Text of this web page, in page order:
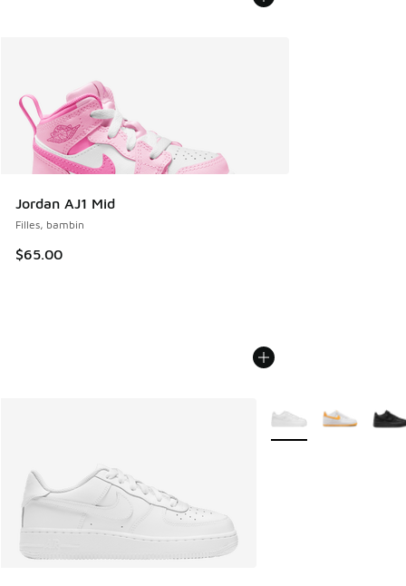
Jordan AJ1 Mid
Filles, bambin
$65.00
Plus de couleurs